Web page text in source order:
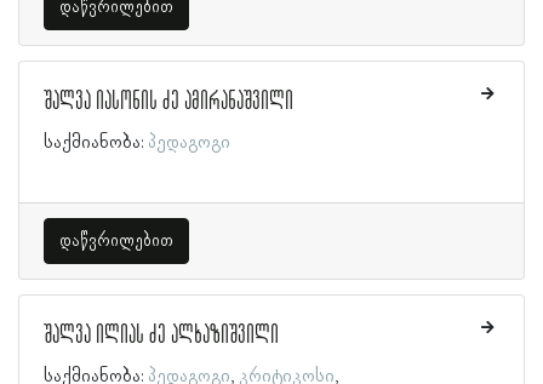
დაწვრილებით
შალვა იასონის ძე ამირანაშვილი
საქმიანობა: პედაგოგი
დაწვრილებით
შალვა ილიას ძე ალხაზიშვილი
საქმიანობა: პედაგოგი კრიტიკოსი